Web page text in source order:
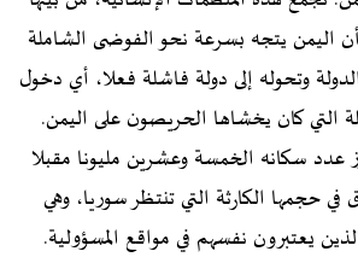
أن اليمن يتجه بسرعة نحو الفوضى الشاملة
وتحوله إلى دولة فاشلة فعلا، أي دخول
التي كان يخشاها الحريصون على اليمن.
عدد سكانه الخمسة وعشرين مليونا مقبلا
في حجمها الكارثة التي تنتظر سوريا، وهي
يعتبرون نفسهم في مواقع المسؤولية.